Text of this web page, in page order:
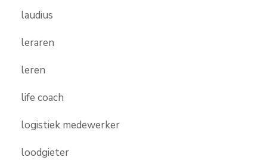
laudius
leraren
leren
life coach
logistiek medewerker
loodgieter